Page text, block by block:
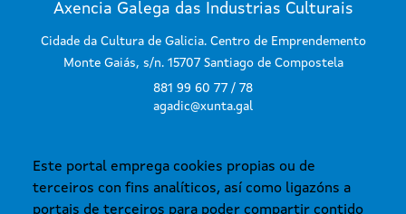
Este portal emprega cookies propias ou de
terceiros con fins analíticos, así como ligazóns a
portais de terceiros para poder compartir contido
Axencia Galega das Industrias Culturais
Cidade da Cultura de Galicia. Centro de Emprendemento
Monte Gaiás, s/n. 15707 Santiago de Compostela
881 99 60 77 / 78
agadic@xunta.gal
SUBSCRÍBETE AO BOLETÍN